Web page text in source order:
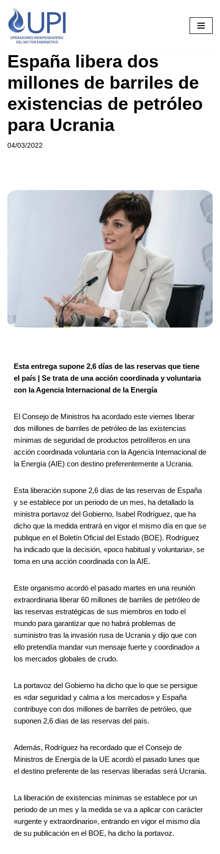
Saltar
al
España libera dos
millones de barriles de
existencias de petróleo
para Ucrania
04/03/2022
Esta entrega supone 2,6 días de las reservas que tiene
el país | Se trata de una acción coordinada y voluntaria
con la Agencia Internacional de la Energía
El Consejo de Ministros ha acordado este viernes liberar
dos millones de barriles de petróleo de las existencias
mínimas de seguridad de productos petrolíferos en una
acción coordinada voluntaria con la Agencia Internacional de
la Energía (AIE) con destino preferentemente a Ucrania.
Esta liberación supone 2,6 días de las reservas de España
y se establece por un periodo de un mes, ha detallado la
ministra portavoz del Gobierno, Isabel Rodríguez, que ha
dicho que la medida entrará en vigor el mismo día en que se
publique en el Boletín Oficial del Estado (BOE). Rodríguez
ha indicado que la decisión, «poco habitual y voluntaria», se
toma en una acción coordinada con la AIE.
Este organismo acordó el pasado martes en una reunión
extraordinaria liberar 60 millones de barriles de petróleo de
las reservas estratégicas de sus miembros en todo el
mundo para garantizar que no habrá problemas de
suministro tras la invasión rusa de Ucrania y dijo que con
ello pretendía mandar «un mensaje fuerte y coordinado» a
los mercados globales de crudo.
La portavoz del Gobierno ha dicho que lo que se persigue
es «dar seguridad y calma a los mercados» y España
contribuye con dos millones de barriles de petróleo, que
suponen 2,6 días de las reservas del país.
Además, Rodríguez ha recordado que el Consejo de
Ministros de Energía de la UE acordó el pasado lunes que
el destino preferente de las reservas liberadas será Ucrania.
La liberación de existencias mínimas se establece por un
periodo de un mes y la medida se va a aplicar con carácter
«urgente y extraordinario», entrando en vigor el mismo día
de su publicación en el BOE, ha dicho la portavoz.